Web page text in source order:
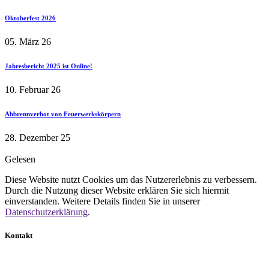
Oktoberfest 2026
05. März 26
Jahresbericht 2025 ist Online!
10. Februar 26
Abbrennverbot von Feuerwerkskörpern
28. Dezember 25
Gelesen
Diese Website nutzt Cookies um das Nutzererlebnis zu verbessern.
Durch die Nutzung dieser Website erklären Sie sich hiermit
einverstanden. Weitere Details finden Sie in unserer
Datenschutzerklärung.
Kontakt